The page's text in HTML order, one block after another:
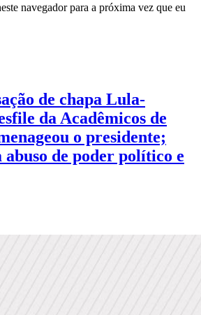
navegador para a próxima vez que eu
de chapa Lula-
da Acadêmicos de
o presidente;
abuso de poder político e